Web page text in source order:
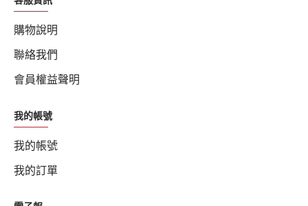
購物說明
聯絡我們
會員權益聲明
我的帳號
我的帳號
我的訂單